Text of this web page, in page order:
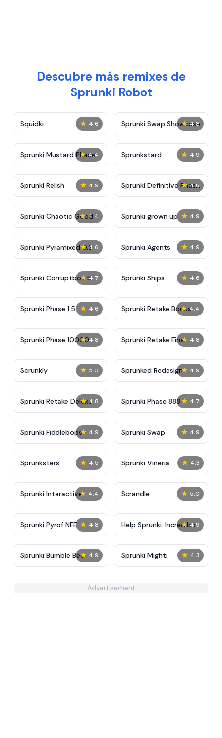
Descubre más remixes de
Sprunki Robot
★ 4.6
Squidki ★ 4.8
Sprunki Swap Showcase
★ 4.4
Sprunki Mustard Phase
2
★ 4.9
Sprunkstard
★ 4.9
Sprunki Relish ★ 4.6
Sprunki Definitive Phase
7
★ 4.4
Sprunki Chaotic Good ★ 4.9
Sprunki grown up
★ 4.6
Sprunki Pyramixed 0.9 ★ 4.9
Sprunki Agents
★ 4.7
Sprunki Corruptbox 5 ★ 4.6
Sprunki Ships
★ 4.6
Sprunki Phase 1.5 ★ 4.4
Sprunki Retake Bonus
★ 4.8
Sprunki Phase 10000 ★ 4.8
Sprunki Retake Final
Update
★ 5.0
Scrunkly ★ 4.9
Sprunked Redesign
★ 4.8
Sprunki Retake Deluxe ★ 4.7
Sprunki Phase 888
★ 4.9
Sprunki Fiddlebops ★ 4.9
Sprunki Swap
★ 4.5
Sprunksters ★ 4.3
Sprunki Vineria
★ 4.4
Sprunki Interactive
Tunner
★ 5.0
Scrandle
★ 4.8
Sprunki Pyrof NFE ★ 4.9
Help Sprunki: Incredibox
Challenge
★ 4.9
Sprunki Bumble Bee ★ 4.3
Sprunki Mighti
Advertisement